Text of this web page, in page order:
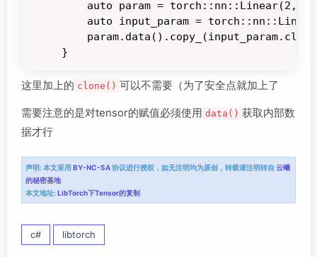
auto param =
auto input_param =
}
这里加上的 clone() 可以不需要（为了安全点就加上了
需要注意的是对tensor的赋值必须使用 data() 获取内部数
据才行
声明:本文采用BY-NC-SA协议进行授权，如无注明均为原创，转载请注明转自 云曦
的秘密基地
本文地址:LibTorch下Tensor的复制
c# libtorch